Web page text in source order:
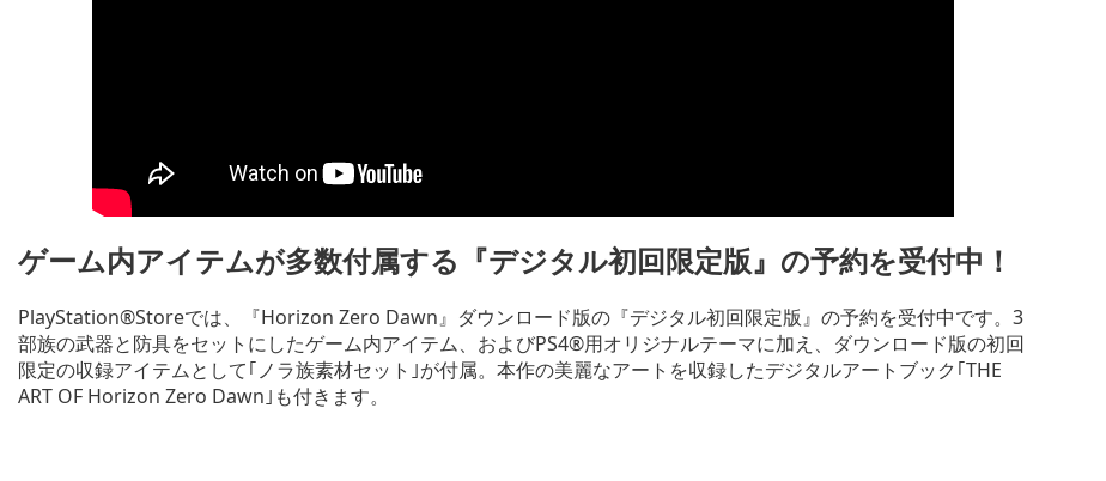
ゲーム内アイテムが多数付属する『デジタル初回限定版』の予約を受付中！
PlayStation®Storeでは、『Horizon Zero Dawn』ダウンロード版の『デジタル初回限定版』の予約を受付中です。3
部族の武器と防具をセットにしたゲーム内アイテム、およびPS4®用オリジナルテーマに加え、ダウンロード版の初回
限定の収録アイテムとして｢ノラ族素材セット｣が付属。本作の美麗なアートを収録したデジタルアートブック｢THE
ART OF Horizon Zero Dawn｣も付きます。